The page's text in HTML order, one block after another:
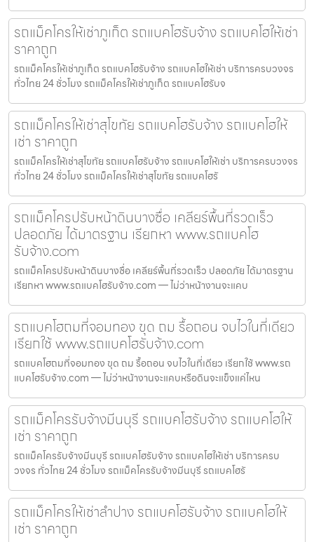
รถแม็คโครให้เช่าภูเก็ต รถแบคโฮรับจ้าง รถแบคโฮให้เช่า
ราคาถูก
รถแม็คโครให้เช่าภูเก็ต รถแบคโฮรับจ้าง รถแบคโฮให้เช่า บริการครบวงจร
ทั่วไทย 24 ชั่วโมง รถแม็คโครให้เช่าภูเก็ต รถแบคโฮรับจ
รถแม็คโครให้เช่าสุโขทัย รถแบคโฮรับจ้าง รถแบคโฮให้
เช่า ราคาถูก
รถแม็คโครให้เช่าสุโขทัย รถแบคโฮรับจ้าง รถแบคโฮให้เช่า บริการครบวงจร
ทั่วไทย 24 ชั่วโมง รถแม็คโครให้เช่าสุโขทัย รถแบคโฮรั
รถแม็คโครปรับหน้าดินบางซื่อ เคลียร์พื้นที่รวดเร็ว
ปลอดภัย ได้มาตรฐาน เรียกหา www.รถแบคโฮ
รับจ้าง.com
รถแม็คโครปรับหน้าดินบางซื่อ เคลียร์พื้นที่รวดเร็ว ปลอดภัย ได้มาตรฐาน
เรียกหา www.รถแบคโฮรับจ้าง.com — ไม่ว่าหน้างานจะแคบ
รถแบคโฮถมที่จอมทอง ขุด ถม รื้อถอน จบไวในที่เดียว
เรียกใช้ www.รถแบคโฮรับจ้าง.com
รถแบคโฮถมที่จอมทอง ขุด ถม รื้อถอน จบไวในที่เดียว เรียกใช้ www.รถ
แบคโฮรับจ้าง.com — ไม่ว่าหน้างานจะแคบหรือดินจะแข็งแค่ไหน
รถแม็คโครรับจ้างมีนบุรี รถแบคโฮรับจ้าง รถแบคโฮให้
เช่า ราคาถูก
รถแม็คโครรับจ้างมีนบุรี รถแบคโฮรับจ้าง รถแบคโฮให้เช่า บริการครบ
วงจร ทั่วไทย 24 ชั่วโมง รถแม็คโครรับจ้างมีนบุรี รถแบคโฮรั
รถแม็คโครให้เช่าลำปาง รถแบคโฮรับจ้าง รถแบคโฮให้
เช่า ราคาถูก